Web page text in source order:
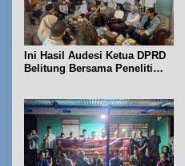
Ini Hasil Audesi Ketua DPRD
Belitung Bersama Peneliti